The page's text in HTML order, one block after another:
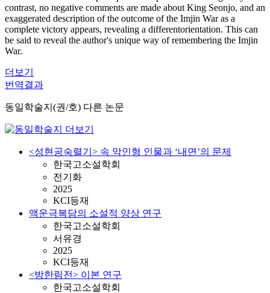
contrast, no negative comments are made about King Seonjo, and an
exaggerated description of the outcome of the Imjin War as a
complete victory appears, revealing a differentorientation. This can
be said to reveal the author's unique way of remembering the Imjin
War.
더보기
번역결과
동일학술지(권/호) 다른 논문
<성현공숙렬기> 속 악인형 인물과 ‘내면’의 문제
한국고소설학회
전기화
2025
KCI등재
액운극복담의 소설적 양상 연구
한국고소설학회
서유경
2025
KCI등재
<방한림전> 이본 연구
한국고소설학회